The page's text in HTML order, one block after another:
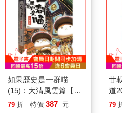
我要仔細檢討一下。」
什麼？首富說自己錯了！為什麼？
了他的兒子。
從法律上來說，肯定是綁匪錯了，
接受法律的制裁。但我們站在首富
加強安保等措施是可以避免的，
架，最終花了數億元贖回兒子。
票，那損失就更大了。到那時，
有什麼用？損失已經發生，且無法
了，是他真覺得自己錯了，不是客
如果歷史是一群喵
(15)：大清風雲篇【萌
貓漫畫學歷史】
79 折 特價 387 元
廿
道
79